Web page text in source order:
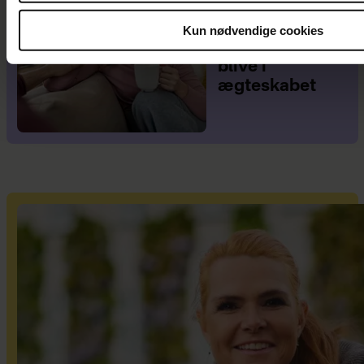
Kun nødvendige cookies
for mig fra dag
ét - alligevel
har jeg valgt at
blive i
ægteskabet